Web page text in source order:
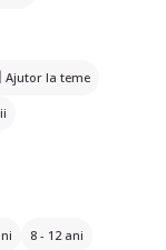
Ajutor la teme
8 - 12 ani